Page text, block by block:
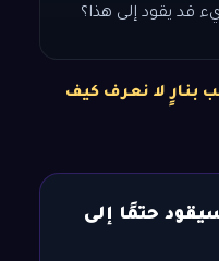
قد يقود إلى هذا؟
بنارٍ لا نعرف كيف
حتمًا إلى